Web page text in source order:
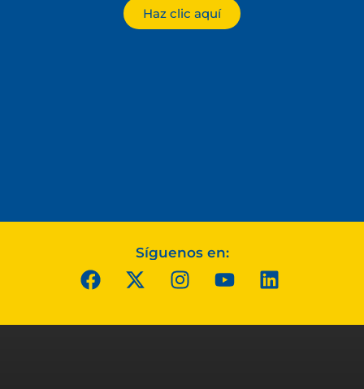
Haz clic aquí
Síguenos en: